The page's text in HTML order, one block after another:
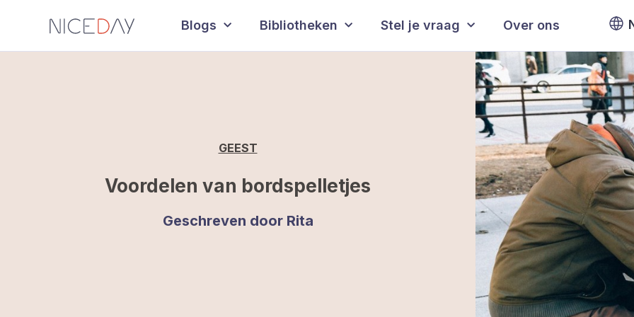
Blogs Bibliotheken Stel je vraag Over ons
GEEST
Voordelen van bordspelletjes
Geschreven doorRita